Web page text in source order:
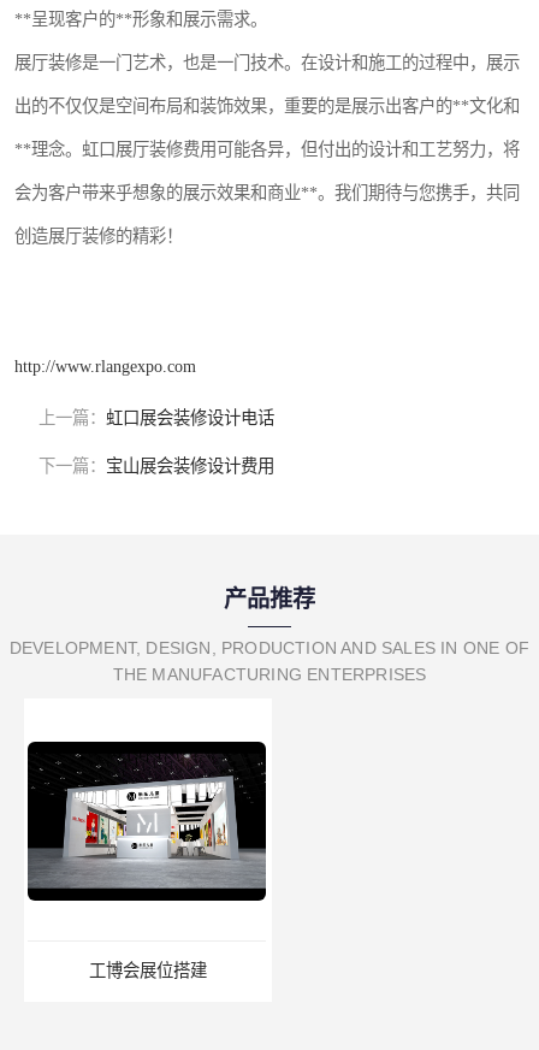
**呈现客户的**形象和展示需求。
展厅装修是一门艺术，也是一门技术。在设计和施工的过程中，展示
出的不仅仅是空间布局和装饰效果，重要的是展示出客户的**文化和
**理念。虹口展厅装修费用可能各异，但付出的设计和工艺努力，将
会为客户带来乎想象的展示效果和商业**。我们期待与您携手，共同
创造展厅装修的精彩！
http://www.rlangexpo.com
上一篇： 虹口展会装修设计电话
下一篇： 宝山展会装修设计费用
产品推荐
DEVELOPMENT, DESIGN, PRODUCTION AND SALES IN ONE OF
THE MANUFACTURING ENTERPRISES
工博会展位搭建